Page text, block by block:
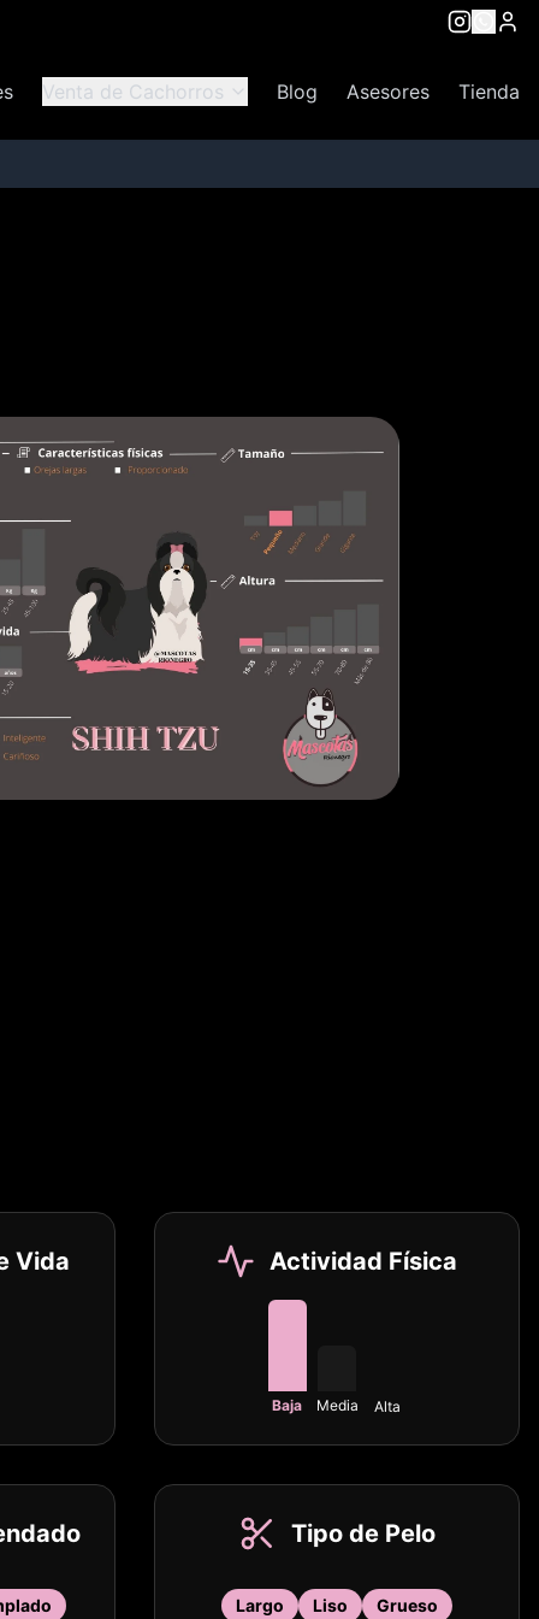
Venta de Cachorros Blog Asesores Tienda
Vida Actividad Física
Baja Media Alta
Tipo de Pelo
Largo Liso Grueso